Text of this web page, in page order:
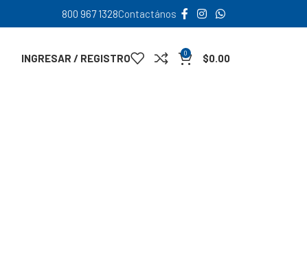
800 967 1328Contactános
INGRESAR / REGISTRO 0 $0.00